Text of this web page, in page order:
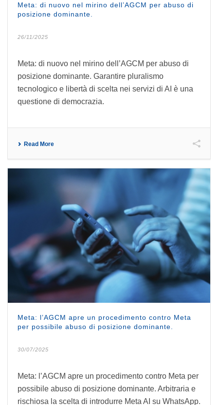
Meta: di nuovo nel mirino dell’AGCM per abuso di
posizione dominante.
26/11/2025
Meta: di nuovo nel mirino dell’AGCM per abuso di
posizione dominante. Garantire pluralismo
tecnologico e libertà di scelta nei servizi di AI è una
questione di democrazia.
Read More
Meta: l’AGCM apre un procedimento contro Meta
per possibile abuso di posizione dominante.
30/07/2025
Meta: l’AGCM apre un procedimento contro Meta per
possibile abuso di posizione dominante. Arbitraria e
rischiosa la scelta di introdurre Meta AI su WhatsApp.